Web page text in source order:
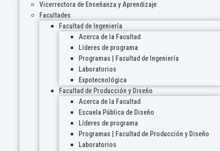
Vicerrectora de Enseñanza y Aprendizaje
Facultades
Facultad de Ingeniería
Acerca de la Facultad
Líderes de programa
Programas | Facultad de Ingeniería
Laboratorios
Expotecnológica
Facultad de Producción y Diseño
Acerca de la Facultad
Escuela Pública de Diseño
Líderes de programa
Programas | Facultad de Producción y Diseño
Laboratorios